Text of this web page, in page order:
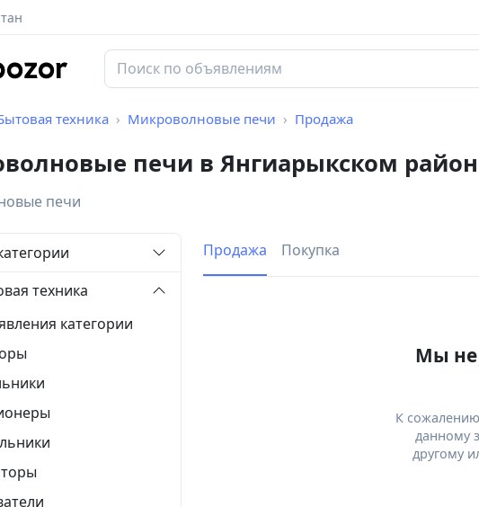
техника Микроволновые печи Продажа
печи в Янгиарыкском
печи
Продажа Покупка
Мы не
К
данному
другому
техника
категории